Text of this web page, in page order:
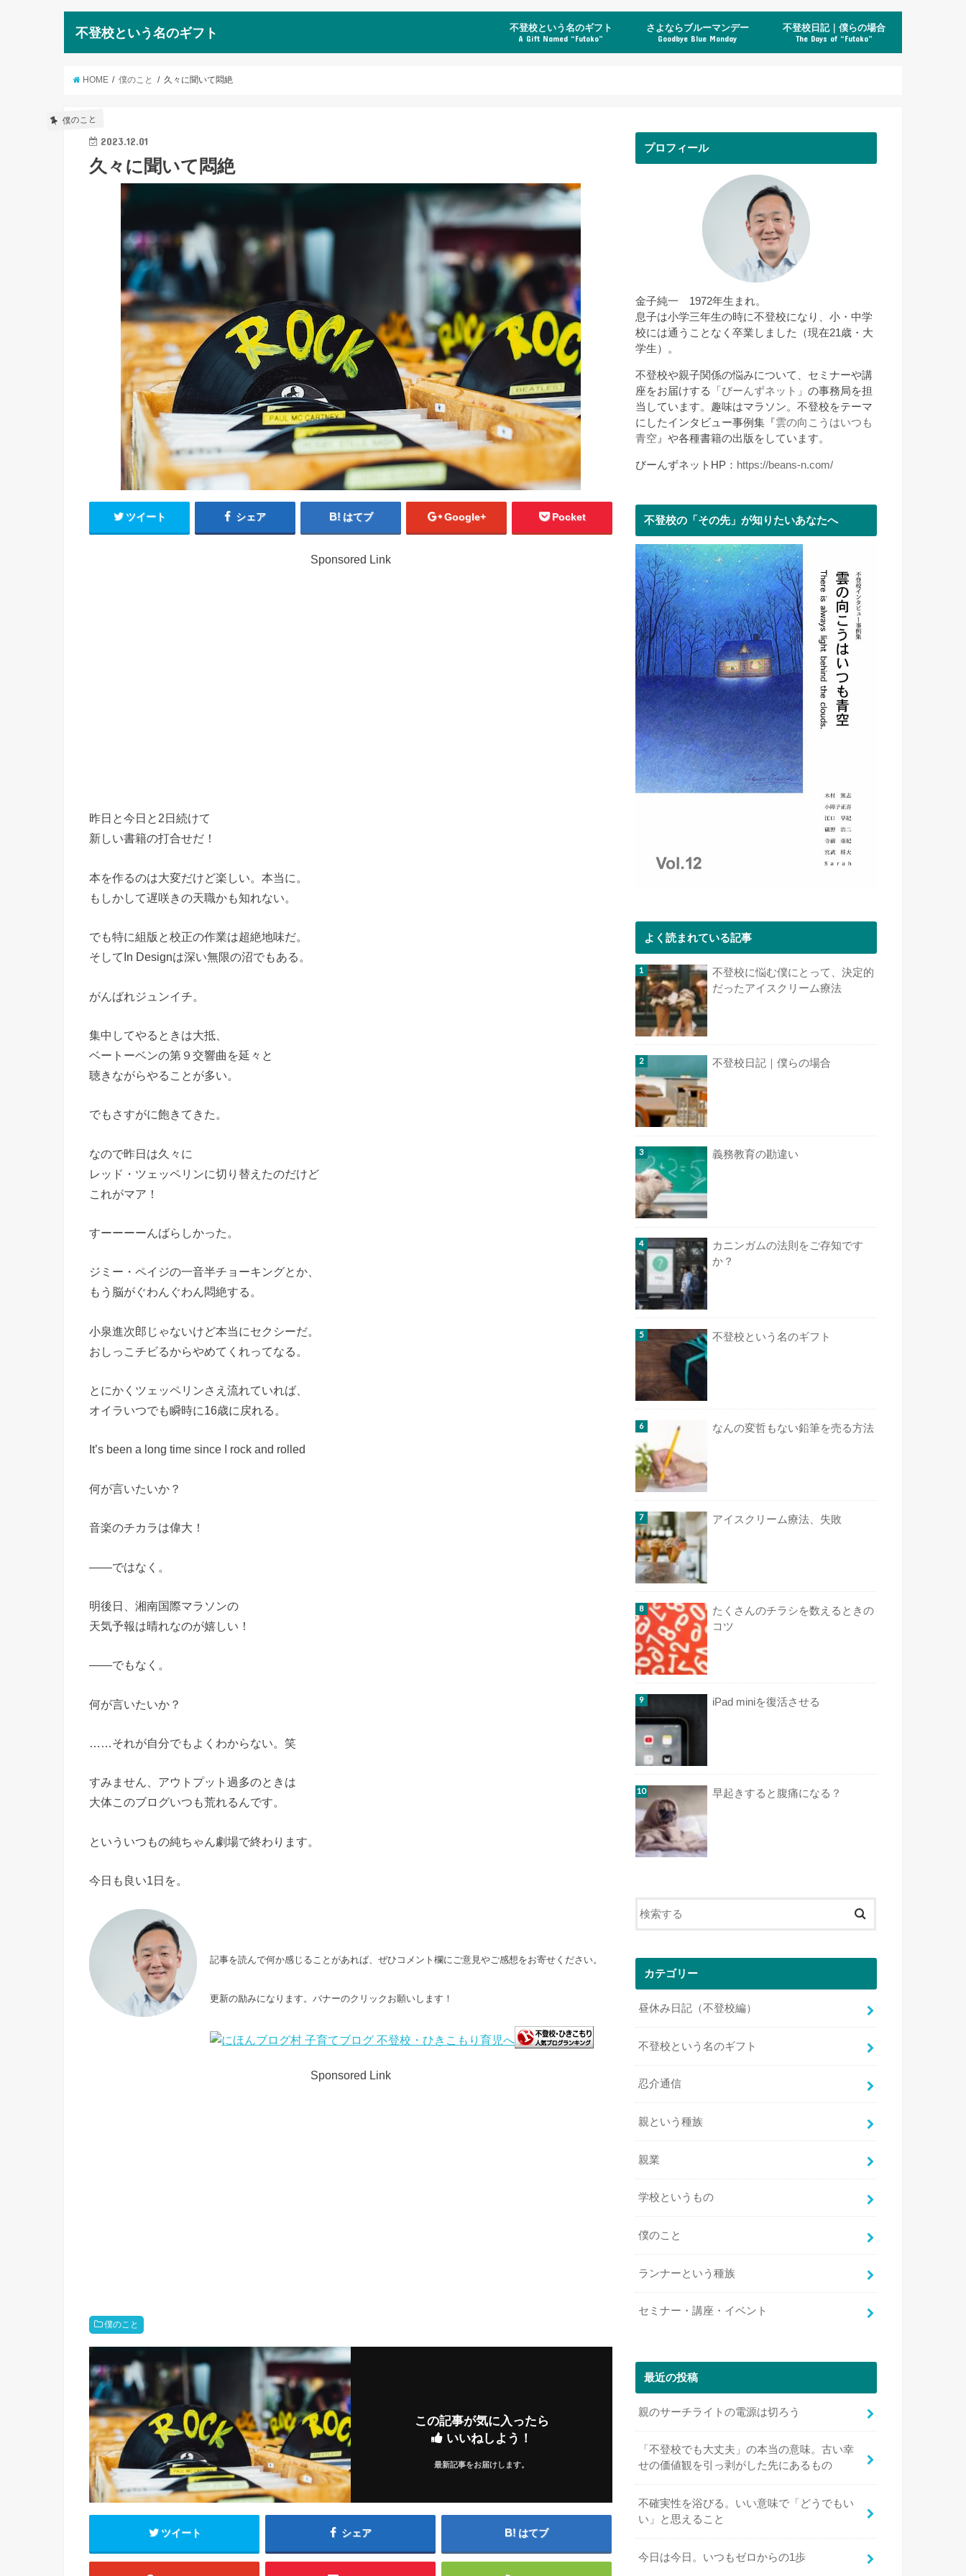
不登校という名のギフト 不登校という名のギフト
A Gift Named “Futoko”
さよならブルーマンデー
Goodbye Blue Monday
不登校日記｜僕らの場合
The Days of “Futoko”
HOME 僕のこと 久々に聞いて悶絶
僕のこと
2023.12.01
久々に聞いて悶絶
ツイート シェア はてブ Google+ Pocket
Sponsored Link
昨日と今日と2日続けて
新しい書籍の打合せだ！
本を作るのは大変だけど楽しい。本当に。
もしかして遅咲きの天職かも知れない。
でも特に組版と校正の作業は超絶地味だ。
そしてIn Designは深い無限の沼でもある。
がんばれジュンイチ。
集中してやるときは大抵、
ベートーベンの第９交響曲を延々と
聴きながらやることが多い。
でもさすがに飽きてきた。
なので昨日は久々に
レッド・ツェッペリンに切り替えたのだけど
これがマア！
すーーーーんばらしかった。
ジミー・ペイジの一音半チョーキングとか、
もう脳がぐわんぐわん悶絶する。
小泉進次郎じゃないけど本当にセクシーだ。
おしっこチビるからやめてくれってなる。
とにかくツェッペリンさえ流れていれば、
オイラいつでも瞬時に16歳に戻れる。
It’s been a long time since I rock and rolled
何が言いたいか？
音楽のチカラは偉大！
――ではなく。
明後日、湘南国際マラソンの
天気予報は晴れなのが嬉しい！
――でもなく。
何が言いたいか？
……それが自分でもよくわからない。笑
すみません、アウトプット過多のときは
大体このブログいつも荒れるんです。
といういつもの純ちゃん劇場で終わります。
今日も良い1日を。
記事を読んで何か感じることがあれば、ぜひコメント欄にご意見やご感想をお寄せください。
更新の励みになります。バナーのクリックお願いします！
Sponsored Link
僕のこと
この記事が気に入ったら
いいねしよう！
最新記事をお届けします。
ツイート シェア はてブ
プロフィール
金子純一 1972年生まれ。
息子は小学三年生の時に不登校になり、小・中学
校には通うことなく卒業しました（現在21歳・大
学生）。
不登校や親子関係の悩みについて、セミナーや講
座をお届けする「 びーんずネット 」の事務局を担
当しています。趣味はマラソン。不登校をテーマ
にしたインタビュー事例集『雲の向こうはいつも
青空 』や各種書籍の出版をしています。
びーんずネットHP： https://beans-n.com/
不登校の「その先」が知りたいあなたへ
よく読まれている記事
不登校に悩む僕にとって、決定的
だったアイスクリーム療法
不登校日記｜僕らの場合
義務教育の勘違い
カニンガムの法則をご存知です
か？
不登校という名のギフト
なんの変哲もない鉛筆を売る方法
アイスクリーム療法、失敗
たくさんのチラシを数えるときの
コツ
iPad miniを復活させる
早起きすると腹痛になる？
カテゴリー
昼休み日記（不登校編）
不登校という名のギフト
忍介通信
親という種族
親業
学校というもの
僕のこと
ランナーという種族
セミナー・講座・イベント
最近の投稿
親のサーチライトの電源は切ろう
「不登校でも大丈夫」の本当の意味。古い幸
せの価値観を引っ剥がした先にあるもの
不確実性を浴びる。いい意味で「どうでもい
い」と思えること
今日は今日。いつもゼロからの1歩